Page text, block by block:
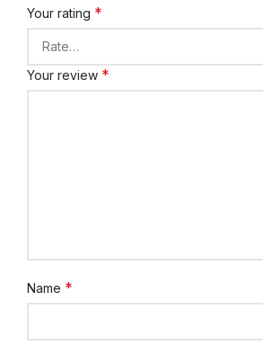
Your rating *
Your review *
Name *